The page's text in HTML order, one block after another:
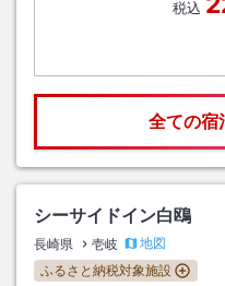
税込
全ての宿
シーサイドイン白鴎
長崎県 壱岐
地図
ふるさと納税対象施設